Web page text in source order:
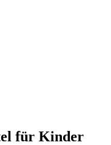
für Kinder